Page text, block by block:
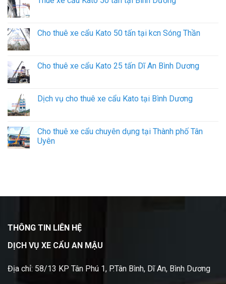
Cho thuê xe cẩu Kato 50 tấn tại kcn Sóng Thần
Cho thuê xe cẩu Kato 25 tấn Dĩ An Bình Dương
Dịch vụ cho thuê xe cẩu Kato tại Bình Dương
Cho thuê xe cẩu chuyên dụng tại Thành phố Tân
Uyên
THÔNG TIN LIÊN HỆ
DỊCH VỤ XE CẨU AN MẬU
Địa chỉ: 58/13 KP Tân Phú 1, P.Tân Bình, Dĩ An, Bình Dương